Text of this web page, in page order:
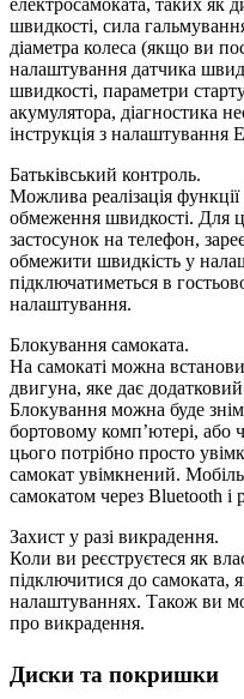
електросамоката, таких як
швидкості, сила
діаметра колеса (якщо ви
налаштування датчика
швидкості, параметри
акумулятора, діагностика
інструкція з налаштування
Батьківський контроль.
Можлива реалізація
обмеження швидкості. Для
застосунок на телефон,
обмежити швидкість у
підключатиметься в
налаштування.
Блокування самоката.
На самокаті можна
двигуна, яке дає
Блокування можна буде
бортовому комп’ютері, або
цього потрібно просто
самокат увімкнений.
самокатом через Bluetooth і
Захист у разі викрадення.
Коли ви реєструєтеся як
підключитися до самоката,
налаштуваннях. Також ви
про викрадення.
Диски та покришки